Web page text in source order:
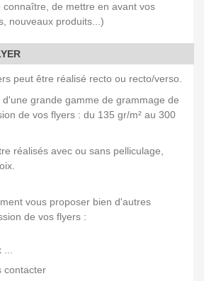
connaître, de mettre en avant vos
nouveaux produits...)
peut être réalisé recto ou recto/verso.
d'une grande gamme de grammage de
de vos flyers : du 135 gr/m² au 300
réalisés avec ou sans pelliculage,
vous proposer bien d'autres
de vos flyers :
...
contacter